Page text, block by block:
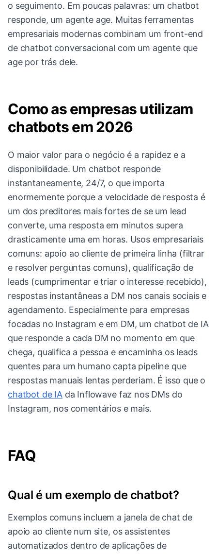
o seguimento. Em poucas palavras: um chatbot
responde, um agente age. Muitas ferramentas
empresariais modernas combinam um front-end
de chatbot conversacional com um agente que
age por trás dele.
Como as empresas utilizam
chatbots em 2026
O maior valor para o negócio é a rapidez e a
disponibilidade. Um chatbot responde
instantaneamente, 24/7, o que importa
enormemente porque a velocidade de resposta é
um dos preditores mais fortes de se um lead
converte, uma resposta em minutos supera
drasticamente uma em horas. Usos empresariais
comuns: apoio ao cliente de primeira linha (filtrar
e resolver perguntas comuns), qualificação de
leads (cumprimentar e triar o interesse recebido),
respostas instantâneas a DM nos canais sociais e
agendamento. Especialmente para empresas
focadas no Instagram e em DM, um chatbot de IA
que responde a cada DM no momento em que
chega, qualifica a pessoa e encaminha os leads
quentes para um humano capta pipeline que
respostas manuais lentas perderiam. É isso que o
chatbot de IAda Inflowave faz nos DMs do
Instagram, nos comentários e mais.
FAQ
Qual é um exemplo de chatbot?
Exemplos comuns incluem a janela de chat de
apoio ao cliente num site, os assistentes
automatizados dentro de aplicações de